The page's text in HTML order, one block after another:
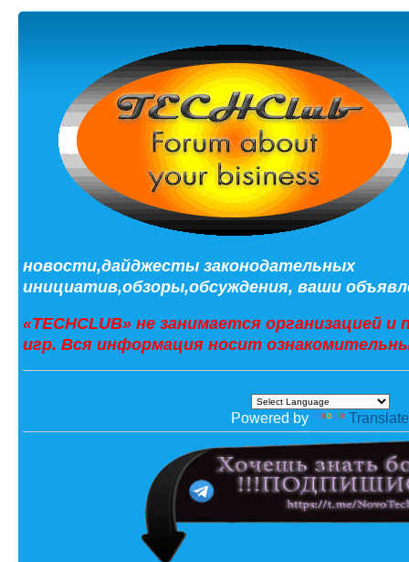
новости,дайджесты законодательных
инициатив,обзоры,обсуждения, ваши
«TECHCLUB» не занимается организацией
игр. Вся информация носит
Powered by Translate